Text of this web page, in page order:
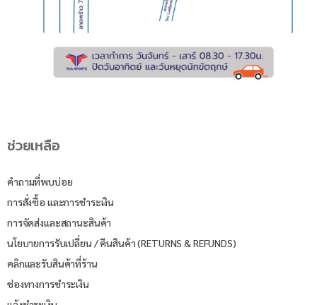
ช่วยเหลือ
คำถามที่พบบ่อย
การสั่งซื้อ และการชำระเงิน
การจัดส่งและสถานะสินค้า
นโยบายการรับเปลี่ยน / คืนสินค้า (RETURNS & REFUNDS)
คลิกและรับสินค้าที่ร้าน
ช่องทางการชำระเงิน